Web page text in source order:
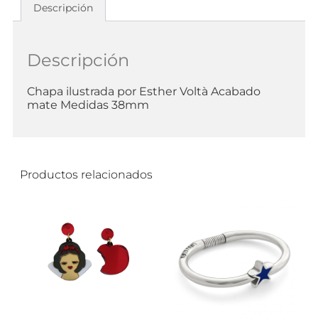
Descripción
Descripción
Chapa ilustrada por Esther Voltà Acabado
mate Medidas 38mm
Productos relacionados